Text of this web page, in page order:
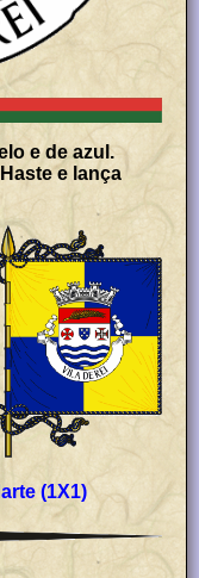
e de azul.
e lança
(1X1)